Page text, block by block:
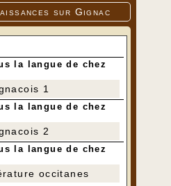
sur Gignac
la langue de chez
1
la langue de chez
2
la langue de chez
occitanes